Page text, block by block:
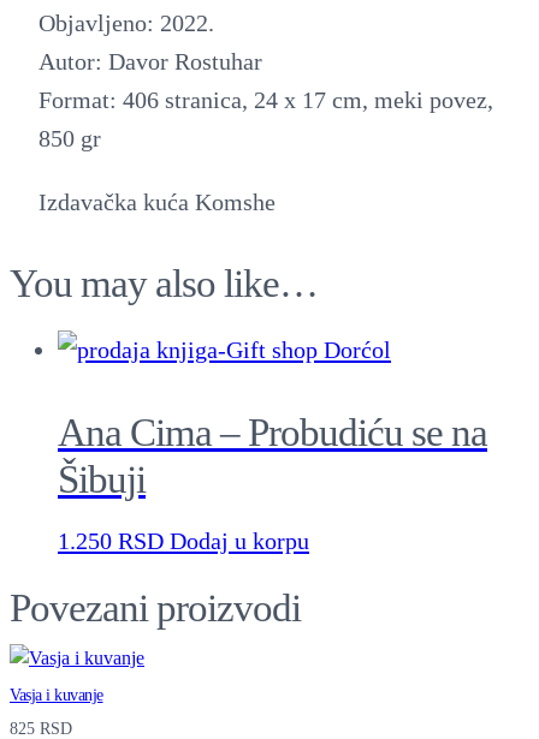
Objavljeno: 2022.
Autor: Davor Rostuhar
Format: 406 stranica, 24 x 17 cm, meki povez,
850 gr
Izdavačka kuća Komshe
You may also like…
Ana Cima – Probudiću se na
Šibuji
1.250 RSD Dodaj u korpu
Povezani proizvodi
Vasja i kuvanje
825 RSD